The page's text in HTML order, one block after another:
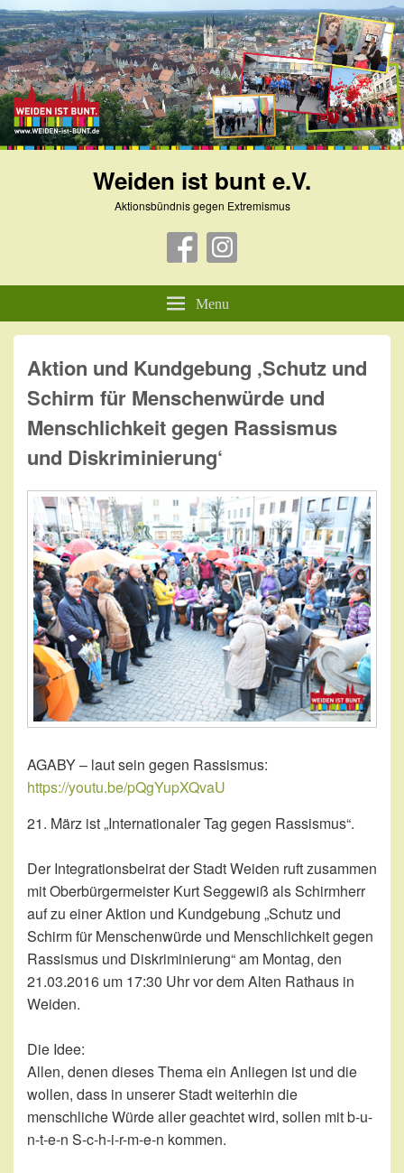
Weiden ist bunt e.V.
Aktionsbündnis gegen Extremismus
Widget
Menu
Aktion und Kundgebung ‚Schutz und
Schirm für Menschenwürde und
Menschlichkeit gegen Rassismus
und Diskriminierung‘
AGABY – laut sein gegen Rassismus:
https://youtu.be/pQgYupXQvaU
21. März ist „Internationaler Tag gegen Rassismus“.
Der Integrationsbeirat der Stadt Weiden ruft zusammen
mit Oberbürgermeister Kurt Seggewiß als Schirmherr
auf zu einer Aktion und Kundgebung „Schutz und
Schirm für Menschenwürde und Menschlichkeit gegen
Rassismus und Diskriminierung“ am Montag, den
21.03.2016 um 17:30 Uhr vor dem Alten Rathaus in
Weiden.
Die Idee:
Allen, denen dieses Thema ein Anliegen ist und die
wollen, dass in unserer Stadt weiterhin die
menschliche Würde aller geachtet wird, sollen mit b-u-
n-t-e-n S-c-h-i-r-m-e-n kommen.